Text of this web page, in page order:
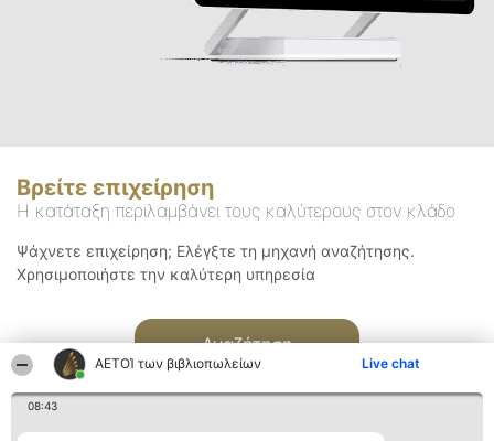
ΑΕΤΟΊ των βιβλιοπωλείων Live chat
08:43
Βρείτε επιχείρηση
Η κατάταξη περιλαμβάνει τους καλύτερους στον κλάδο
Ψάχνετε επιχείρηση; Ελέγξτε τη μηχανή αναζήτησης.
Χρησιμοποιήστε την καλύτερη υπηρεσία
Αναζήτηση